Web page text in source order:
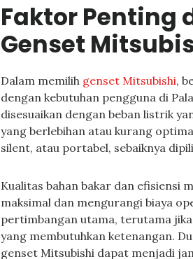
Faktor Penting
Genset
Dalam memilih genset Mitsubishi,
dengan kebutuhan pengguna di
disesuaikan dengan beban listrik
yang berlebihan atau kurang
silent, atau portabel, sebaiknya
Kualitas bahan bakar dan efisiensi
maksimal dan mengurangi biaya
pertimbangan utama, terutama
yang membutuhkan ketenangan.
genset Mitsubishi dapat menjadi